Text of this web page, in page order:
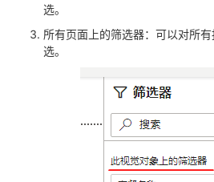
选。
所有页面上的筛选器：可以对所
选。